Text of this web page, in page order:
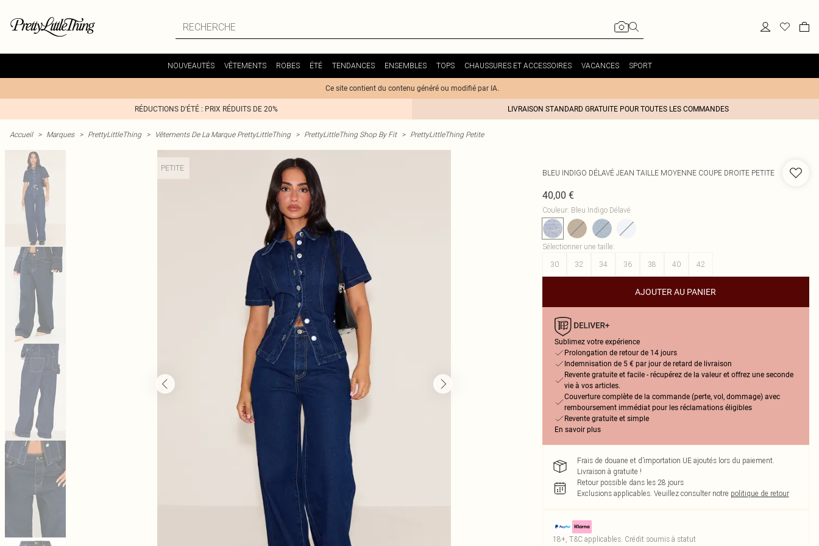
NOUVEAUTÉS VÊTEMENTS ROBES ÉTÉ TENDANCES ENSEMBLES TOPS CHAUSSURES ET ACCESSOIRES VACANCES SPORT
Ce site contient du contenu généré ou modifié par IA.
RÉDUCTIONS D'ÉTÉ : PRIX RÉDUITS DE 20% LIVRAISON STANDARD GRATUITE POUR TOUTES LES COMMANDES
Accueil > Marques > PrettyLittleThing > Vêtements De La Marque PrettyLittleThing > PrettyLittleThing Shop By Fit > PrettyLittleThing Petite
PETITE
BLEU INDIGO DÉLAVÉ JEAN TAILLE MOYENNE COUPE DROITE PETITE
40,00 €
Couleur: Bleu Indigo Délavé
Sélectionner une taille:
30
32 34 36 38 40 42
AJOUTER AU PANIER
Sublimez votre expérience
Prolongation de retour de 14 jours
Indemnisation de 5 € par jour de retard de livraison
Revente gratuite et facile - récupérez de la valeur et offrez une seconde
vie à vos articles.
Couverture complète de la commande (perte, vol, dommage) avec
remboursement immédiat pour les réclamations éligibles
Revente gratuite et simple
En savoir plus
Frais de douane et d’importation UE ajoutés lors du paiement.
Livraison à gratuite !
Retour possible dans les 28 jours
Exclusions applicables. Veuillez consulter notre politique de retour
18+, T&C applicables. Crédit soumis à statut